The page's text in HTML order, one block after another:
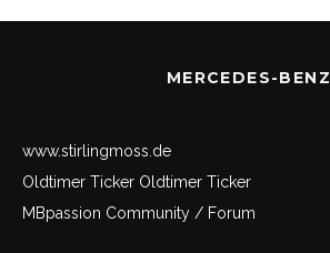
MERCEDES-BENZ
www.stirlingmoss.de
Oldtimer Ticker Oldtimer Ticker
MBpassion Community / Forum